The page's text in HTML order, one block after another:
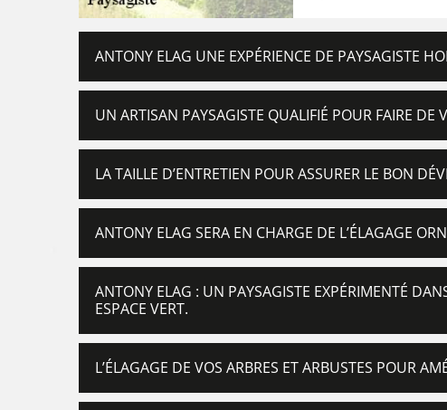
ANTONY ELAG UNE EXPÉRIENCE DE PAYSAGISTE
UN ARTISAN PAYSAGISTE QUALIFIÉ POUR FAIRE DE
LA TAILLE D’ENTRETIEN POUR ASSURER LE BON
ANTONY ELAG SERA EN CHARGE DE L’ÉLAGAGE
ANTONY ELAG : UN PAYSAGISTE EXPÉRIMENTÉ
ESPACE VERT.
L’ÉLAGAGE DE VOS ARBRES ET ARBUSTES POUR